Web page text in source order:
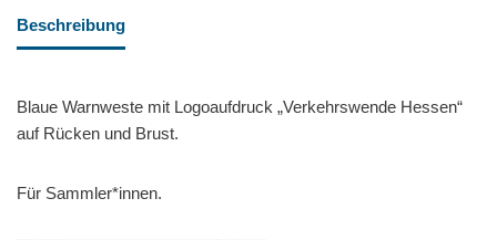
Beschreibung
Blaue Warnweste mit Logoaufdruck „Verkehrswende Hessen“
auf Rücken und Brust.
Für Sammler*innen.